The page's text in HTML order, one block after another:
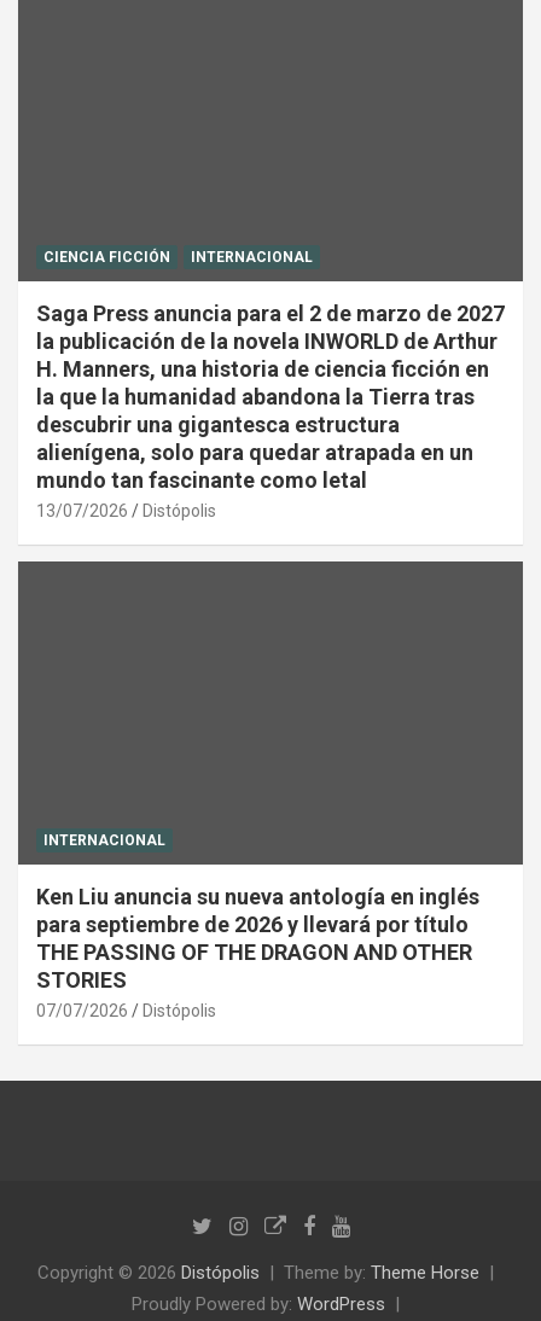
CIENCIA FICCIÓN INTERNACIONAL
Saga Press anuncia para el 2 de marzo de 2027
la publicación de la novela INWORLD de Arthur
H. Manners, una historia de ciencia ficción en
la que la humanidad abandona la Tierra tras
descubrir una gigantesca estructura
alienígena, solo para quedar atrapada en un
mundo tan fascinante como letal
13/07/2026 Distópolis
INTERNACIONAL
Ken Liu anuncia su nueva antología en inglés
para septiembre de 2026 y llevará por título
THE PASSING OF THE DRAGON AND OTHER
STORIES
07/07/2026 Distópolis
Copyright © 2026 Distópolis Theme by: Theme Horse
Proudly Powered by: WordPress